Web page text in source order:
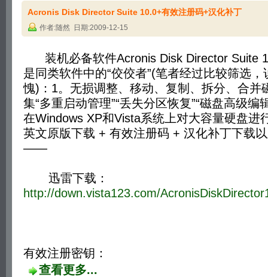
Acronis Disk Director Suite 10.0+有效注册码+汉化补丁
作者:随然 日期:2009-12-15
装机必备软件Acronis Disk Director Suite
是同类软件中的“佼佼者”(笔者经过比较筛选，
愧)：1。无损调整、移动、复制、拆分、合并
集“多重启动管理”“丢失分区恢复”“磁盘高级编
在Windows XP和Vista系统上对大容量硬盘进
英文原版下载 + 有效注册码 + 汉化补丁下载
——
迅雷下载：
http://down.vista123.com/
有效注册密钥：
查看更多...